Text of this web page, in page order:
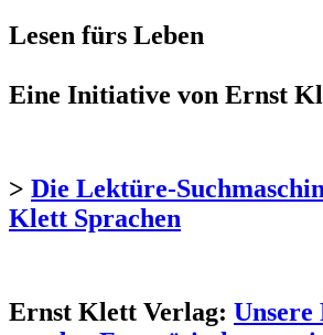
Lesen fürs Leben
Eine Initiative von Ernst
> Die Lektüre-
Klett Sprachen
Ernst Klett Verlag: